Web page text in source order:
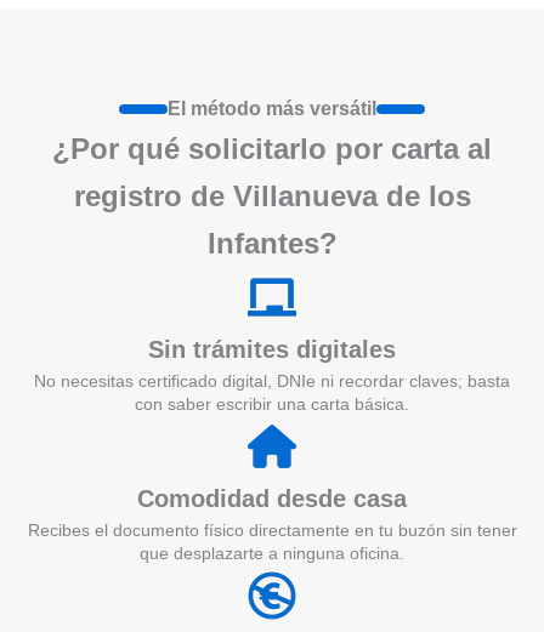
El método más versátil
¿Por qué solicitarlo por carta al
registro de Villanueva de los
Infantes?
Sin trámites digitales
No necesitas certificado digital, DNIe ni recordar claves; basta
con saber escribir una carta básica.
Comodidad desde casa
Recibes el documento físico directamente en tu buzón sin tener
que desplazarte a ninguna oficina.